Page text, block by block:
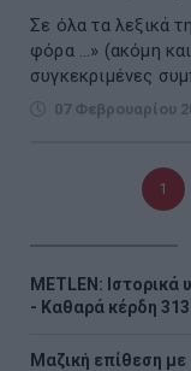
Σε όλα τα λεξικά
φόρα …» (ακόμη
συγκεκριμένες
07 Φεβρουαρίου
1
METLEN: Iστορικά
- Kαθαρά κέρδη
Μαζική επίθεση